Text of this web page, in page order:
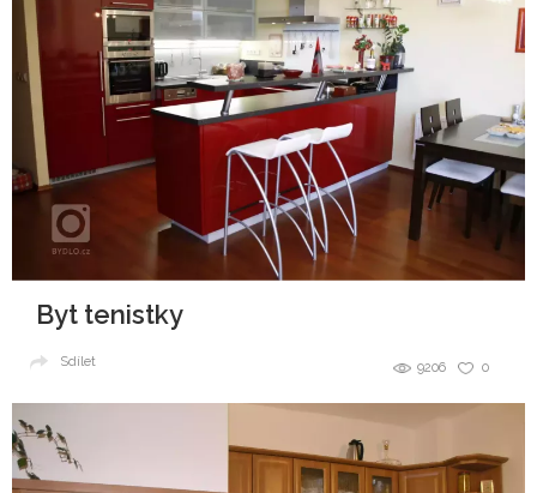
Byt tenistky
0
9206
Sdílet